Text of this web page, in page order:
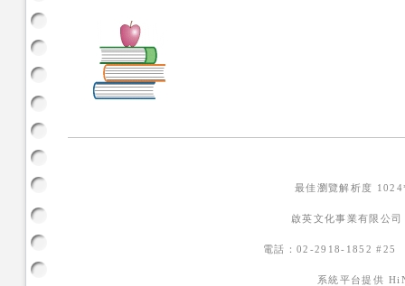
最佳瀏覽解析度
啟英文化事業有限公
電話：02-2918-1852
系統平台提供